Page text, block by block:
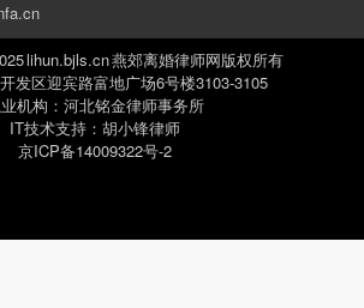
lihun.bjls.cn 燕郊离婚律师网版权所有
发区迎宾路富地广场6号楼3103-3105
机构：河北铭金律师事务所
IT技术支持：胡小锋律师
京ICP备14009322号-2